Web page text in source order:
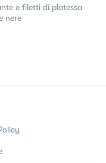
e filetti di platessa
nere